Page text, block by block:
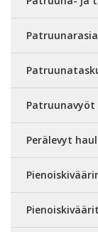
Patruunavyöt
Perälevyt
Pienoiskiväärit